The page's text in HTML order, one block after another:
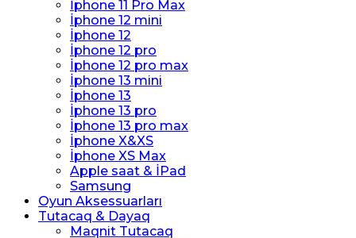
İphone 11 Pro Max
İphone 12 mini
İphone 12
İphone 12 pro
İphone 12 pro max
İphone 13 mini
İphone 13
İphone 13 pro
İphone 13 pro max
İphone X&XS
İphone XS Max
Apple saat & İPad
Samsung
Oyun Aksessuarları
Tutacaq & Dayaq
Maqnit Tutacaq